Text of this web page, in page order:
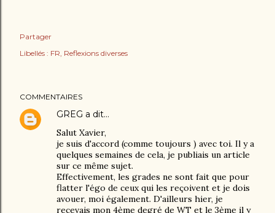
Partager
Libellés : FR Reflexions diverses
COMMENTAIRES
GREG a dit…
Salut Xavier,
je suis d'accord (comme toujours ) avec toi. Il y a
quelques semaines de cela, je publiais un article
sur ce même sujet.
Effectivement, les grades ne sont fait que pour
flatter l'égo de ceux qui les reçoivent et je dois
avouer, moi également. D'ailleurs hier, je
recevais mon 4ème degré de WT et le 3ème il y